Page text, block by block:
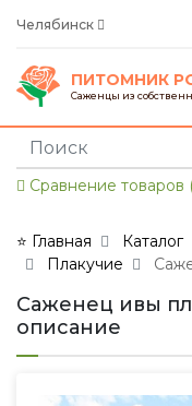
Челябинск
ПИТОМНИК
Саженцы из
Сравнение товаров
⭐ Главная Каталог
Плакучие
Саженец ивы
описание